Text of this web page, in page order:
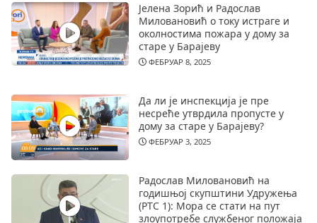
Јелена Зорић и Радослав
Миловановић о току истраге и
околностима пожара у дому за
старе у Барајеву
ФЕБРУАР 8, 2025
Да ли је инспекција је пре
несреће утврдила пропусте у
дому за старе у Барајеву?
ФЕБРУАР 3, 2025
Радослав Миловановић на
годишњој скупштини Удружења
(РТС 1): Мора се стати на пут
злоупотребе службеног положаја